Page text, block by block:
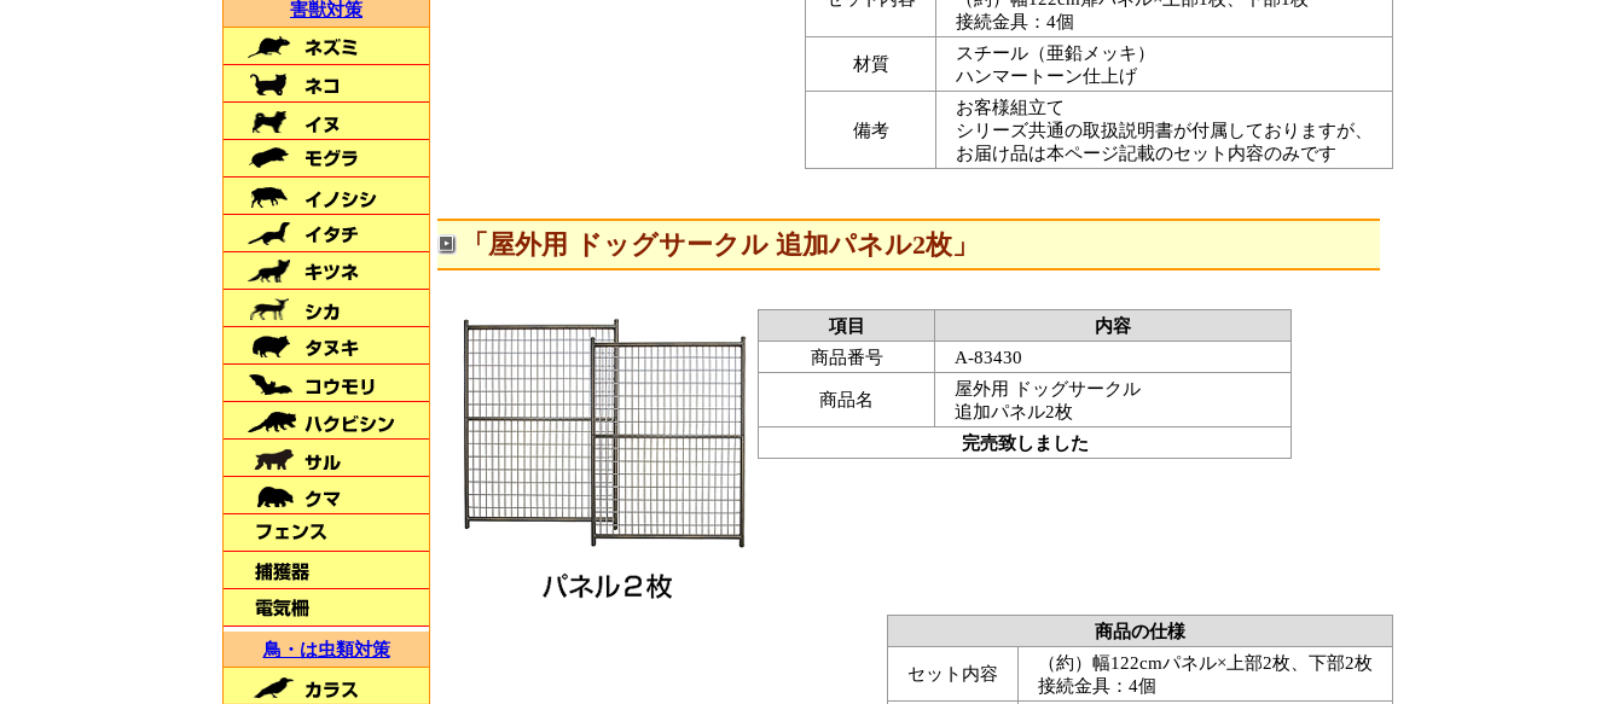
接続金具：4個
材質
スチール（亜鉛メッキ）
ハンマートーン仕上げ
備考
お客様組立て
シリーズ共通の取扱説明書が付属しておりますが、
お届け品は本ページ記載のセット内容のみです
「屋外用 ドッグサークル 追加パネル2枚」
項目
内容
商品番号
A-83430
商品名
屋外用 ドッグサークル
追加パネル2枚
完売致しました
商品の仕様
セット内容
（約）幅122cmパネル×上部2枚、下部2枚
接続金具：4個
害獣対策・ドッグラン・
土地の仕切りに
＼新発売／
【ダークブラウン】
米虫の駆除･撃退！
人にも穀物にも安心
【虫どろぼう】
害獣対策
鳥・は虫類対策